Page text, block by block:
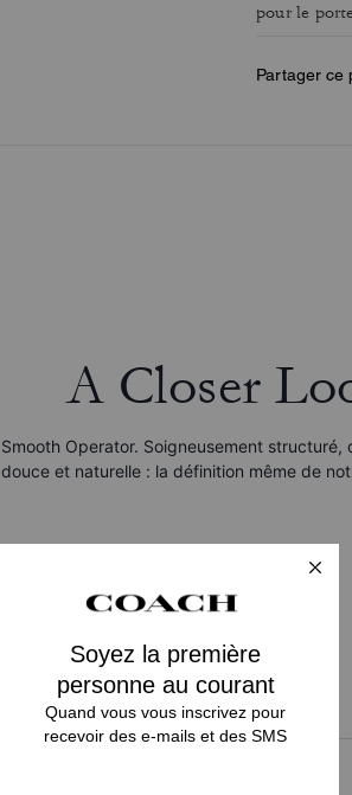
pour le
Partager ce
A Closer
Smooth Operator. Soigneusement structuré,
douce et naturelle : la définition même de